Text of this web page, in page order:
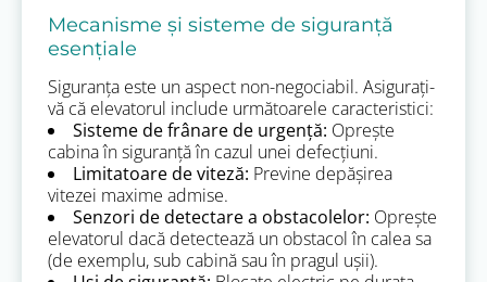
Mecanisme și sisteme de siguranță
esențiale
Siguranța este un aspect non-negociabil. Asigurați-
vă că elevatorul include următoarele caracteristici:
Sisteme de frânare de urgență: Oprește
cabina în siguranță în cazul unei defecțiuni.
Limitatoare de viteză: Previne depășirea
vitezei maxime admise.
Senzori de detectare a obstacolelor: Oprește
elevatorul dacă detectează un obstacol în calea sa
(de exemplu, sub cabină sau în pragul ușii).